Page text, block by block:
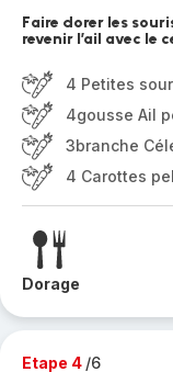
Faire dorer les
revenir l’ail avec le
4 Petites
4gousse Ail
3branche
4 Carottes
Dorage
Etape 4 /6